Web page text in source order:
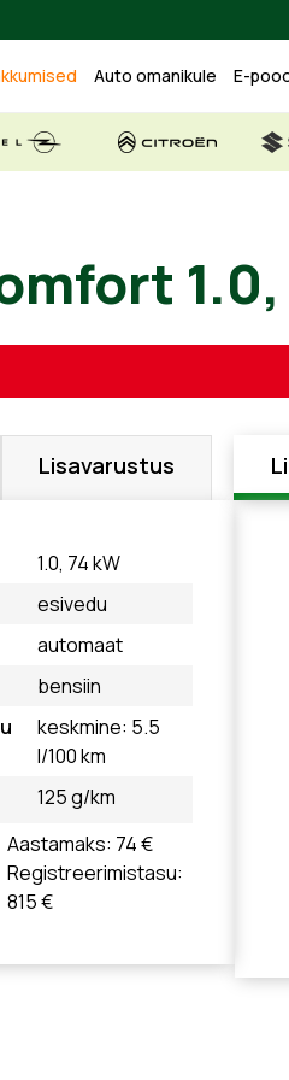
Auto omanikule E-
Lisavarustus
1.0, 74 kW
esivedu
automaat
bensiin
keskmine: 5.5
l/100 km
125 g/km
Aastamaks: 74 €
Registreerimistasu:
815 €